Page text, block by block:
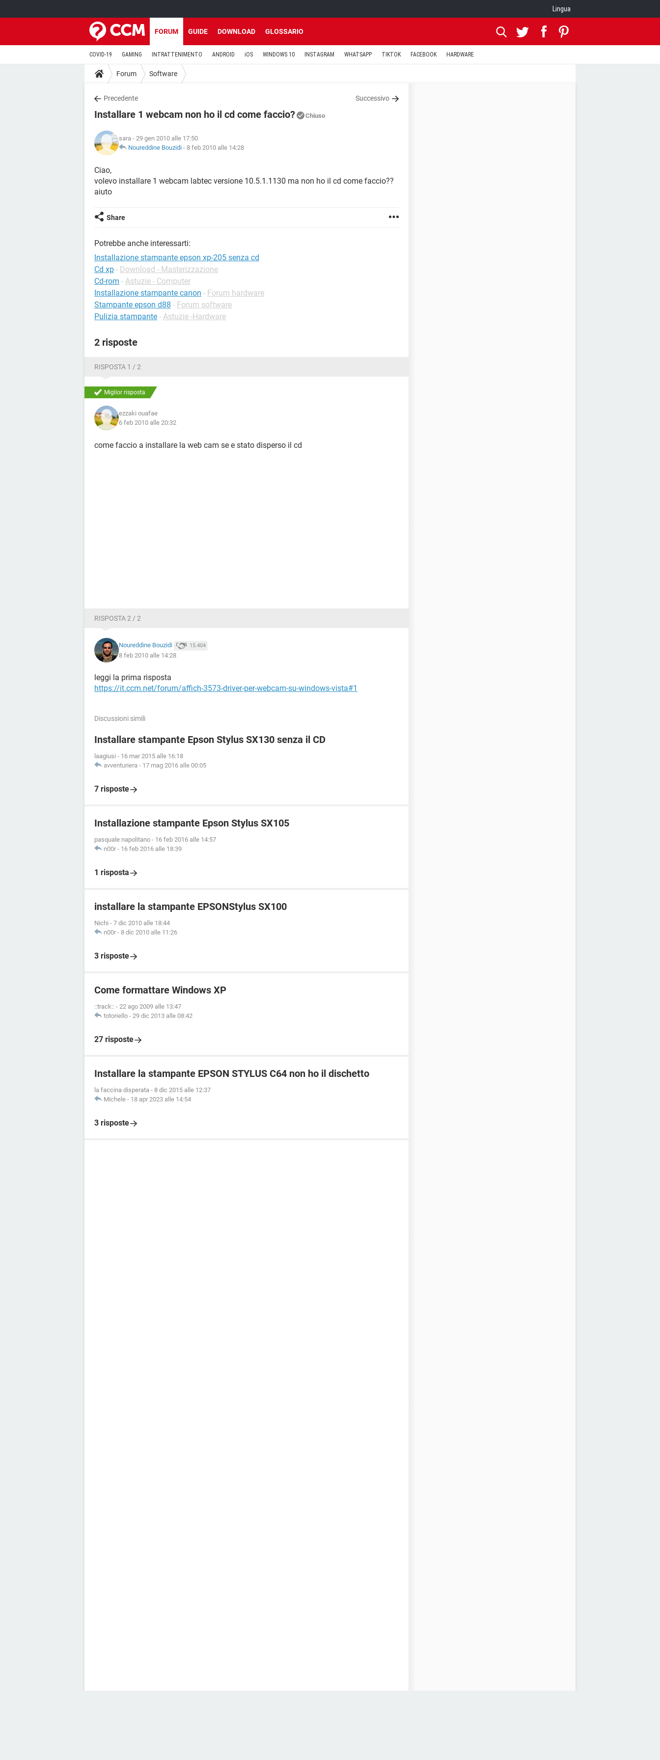
Lingua
FORUM GUIDE DOWNLOAD GLOSSARIO
COVID-19 GAMING INTRATTENIMENTO ANDROID iOS WINDOWS 10 INSTAGRAM WHATSAPP TIKTOK FACEBOOK HARDWARE
Forum Software
Precedente Successivo
Installare 1 webcam non ho il cd come faccio? Chiuso
sara - 29 gen 2010 alle 17:50
Noureddine Bouzidi - 8 feb 2010 alle 14:28
Ciao,
volevo installare 1 webcam labtec versione 10.5.1.1130 ma non ho il cd come faccio??
aiuto
Share
Potrebbe anche interessarti:
Installazione stampante epson xp-205 senza cd
Cd xp - Download - Masterizzazione
Cd-rom - Astuzie - Computer
Installazione stampante canon - Forum hardware
Stampante epson d88 - Forum software
Pulizia stampante - Astuzie -Hardware
2 risposte
RISPOSTA 1 / 2
Miglior risposta
ezzaki ouafae
6 feb 2010 alle 20:32
come faccio a installare la web cam se e stato disperso il cd
RISPOSTA 2 / 2
Noureddine Bouzidi 15.404
8 feb 2010 alle 14:28
leggi la prima risposta
https://it.ccm.net/forum/affich-3573-driver-per-webcam-su-windows-vista#1
Discussioni simili
Installare stampante Epson Stylus SX130 senza il CD
laagiusi - 16 mar 2015 alle 16:18
avventuriera - 17 mag 2016 alle 00:05
7 risposte
Installazione stampante Epson Stylus SX105
pasquale napolitano - 16 feb 2016 alle 14:57
n00r - 16 feb 2016 alle 18:39
1 risposta
installare la stampante EPSONStylus SX100
Nichi - 7 dic 2010 alle 18:44
n00r - 8 dic 2010 alle 11:26
3 risposte
Come formattare Windows XP
::track:: - 22 ago 2009 alle 13:47
totoriello - 29 dic 2013 alle 08:42
27 risposte
Installare la stampante EPSON STYLUS C64 non ho il dischetto
la faccina disperata - 8 dic 2015 alle 12:37
Michele - 18 apr 2023 alle 14:54
3 risposte